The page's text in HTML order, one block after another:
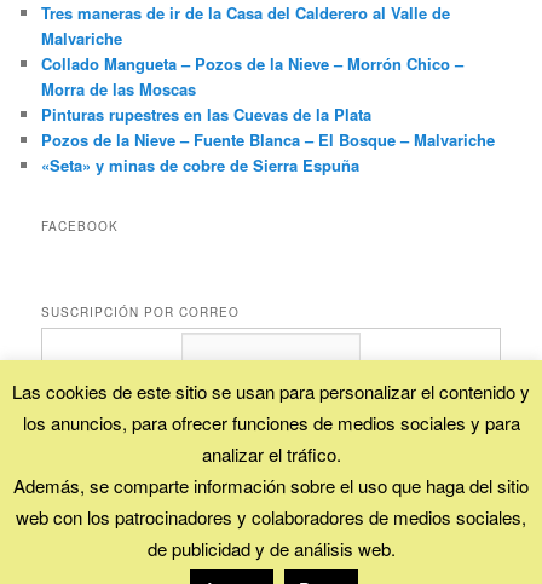
Tres maneras de ir de la Casa del Calderero al Valle de
Malvariche
Collado Mangueta – Pozos de la Nieve – Morrón Chico –
Morra de las Moscas
Pinturas rupestres en las Cuevas de la Plata
Pozos de la Nieve – Fuente Blanca – El Bosque – Malvariche
«Seta» y minas de cobre de Sierra Espuña
FACEBOOK
SUSCRIPCIÓN POR CORREO
Proporcionado porFeedBurner
Esta obra está bajo unalicencia Creative Commons (Reconocimiento - No
comercial - Compartir igual).
Funciona gracias a WordPress
Las cookies de este sitio se usan para personalizar el contenido y
los anuncios, para ofrecer funciones de medios sociales y para
analizar el tráfico.
Además, se comparte información sobre el uso que haga del sitio
web con los patrocinadores y colaboradores de medios sociales,
de publicidad y de análisis web.